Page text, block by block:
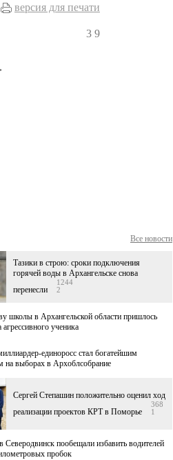
версия для печати
3 9
Все новости
Тазики в строю: сроки подключения
горячей воды в Архангельске снова
перенесли
1244
2
школы в Архангельской области пришлось
агрессивного ученика
единоросс стал богатейшим
на выборах в Архоблсобрание
Сергей Степашин положительно оценил ход
реализации проектов КРТ в Поморье
368
1
Северодвинск пообещали избавить водителей
пробок